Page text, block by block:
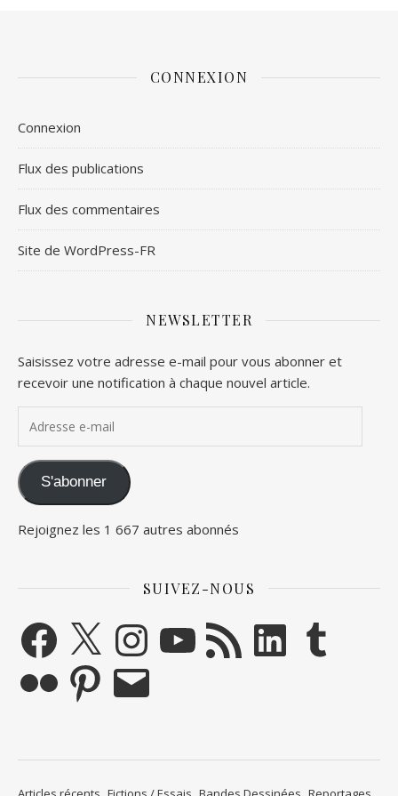
CONNEXION
Connexion
Flux des publications
Flux des commentaires
Site de WordPress-FR
NEWSLETTER
Saisissez votre adresse e-mail pour vous abonner et
recevoir une notification à chaque nouvel article.
S'abonner
Rejoignez les 1 667 autres abonnés
SUIVEZ-NOUS
Facebook
X InstagramYouTubeFlux RSSLinkedIn Tumblr
PinterestE-mail